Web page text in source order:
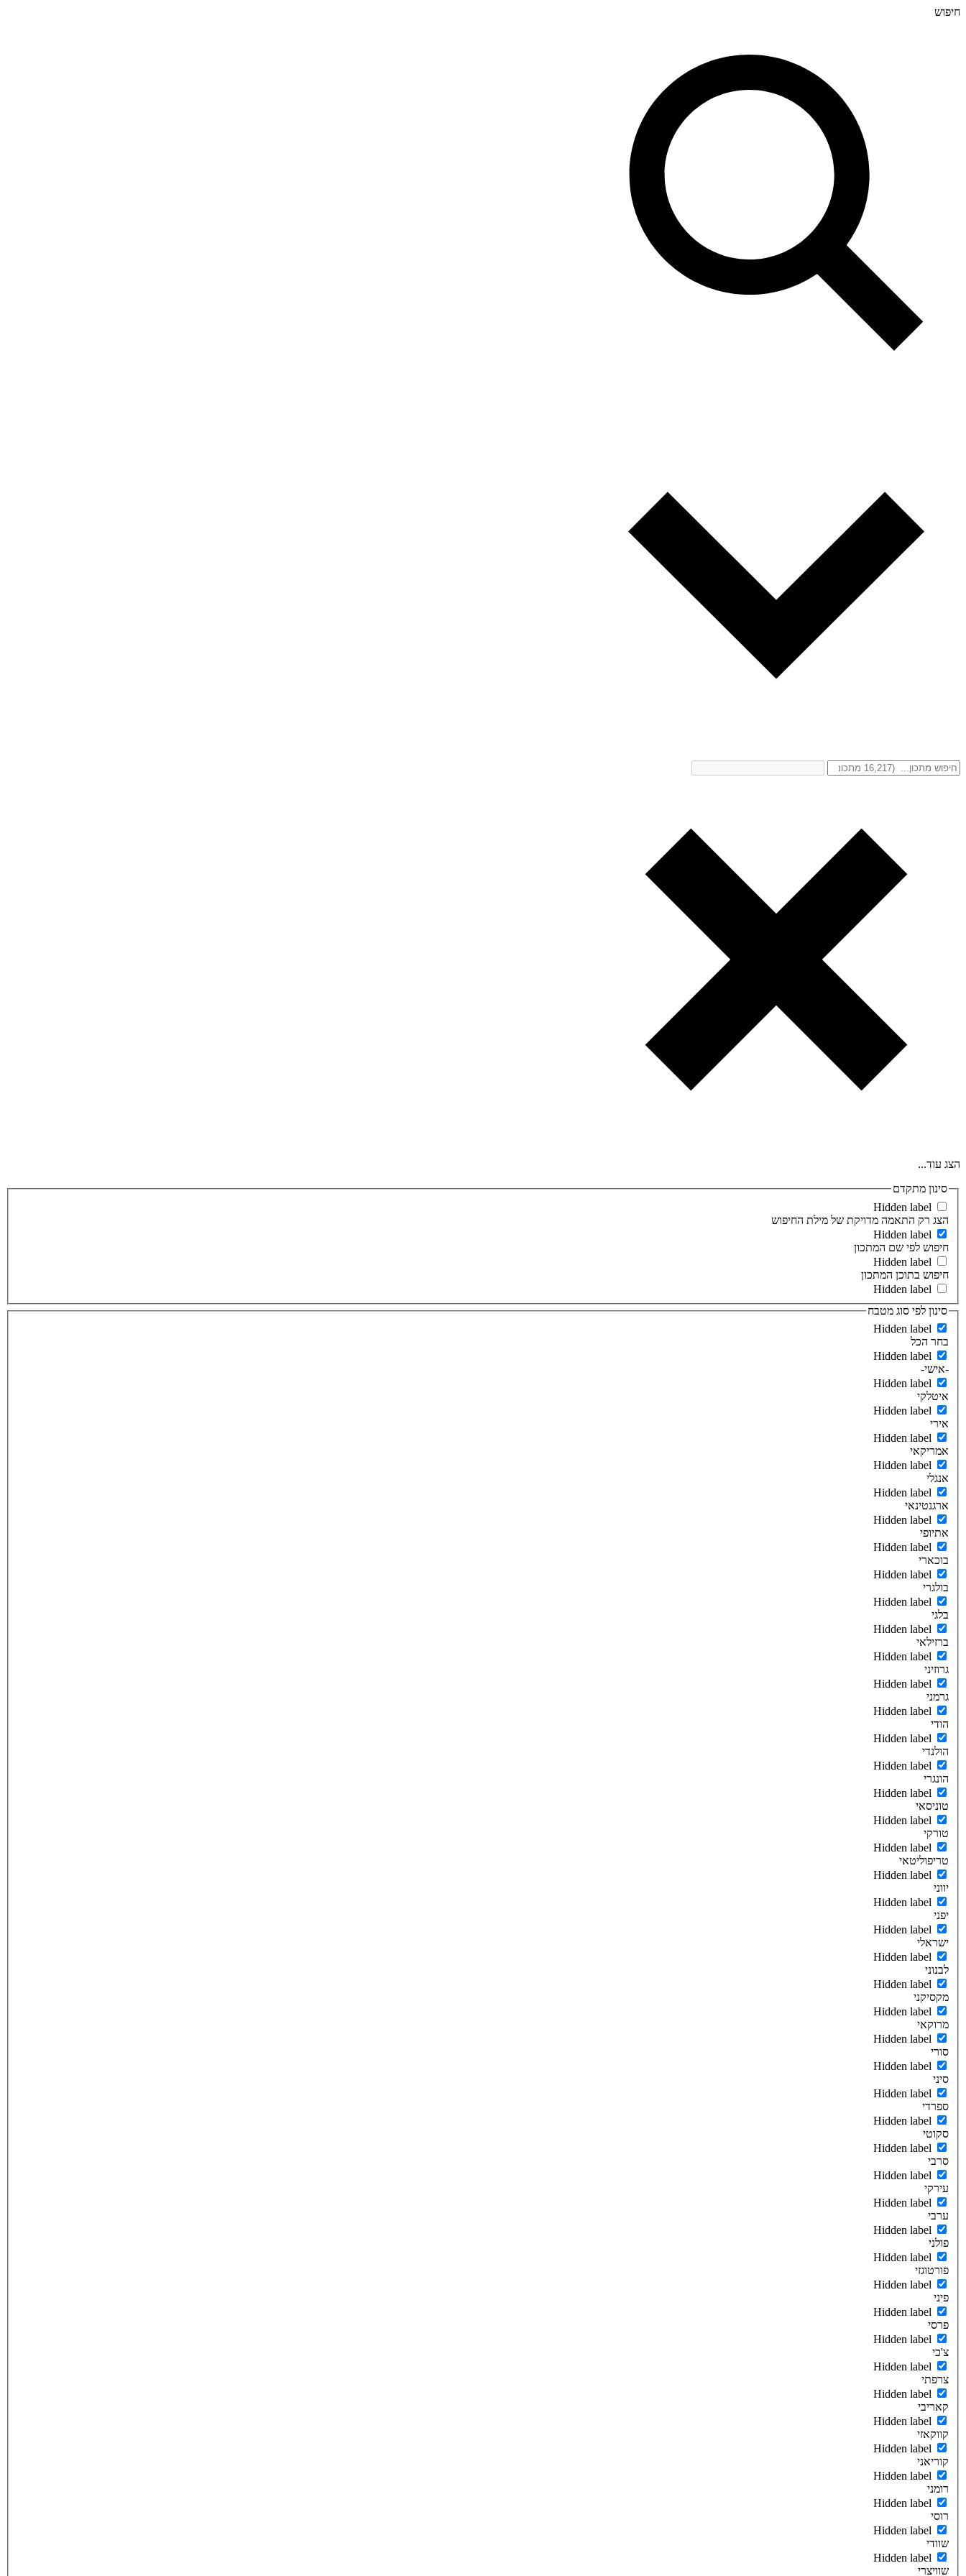
חיפוש
הצג עוד...
סינון מתקדם
Hidden label
הצג רק התאמה מדויקת של מילת החיפוש
Hidden label
חיפוש לפי שם המתכון
Hidden label
חיפוש בתוכן המתכון
Hidden label
סינון לפי סוג מטבח
Hidden label
בחר הכל
Hidden label
-אישי-
Hidden label
איטלקי
Hidden label
אירי
Hidden label
אמריקאי
Hidden label
אנגלי
Hidden label
ארגנטינאי
Hidden label
אתיופי
Hidden label
בוכארי
Hidden label
בולגרי
Hidden label
בלגי
Hidden label
ברזילאי
Hidden label
גרוזיני
Hidden label
גרמני
Hidden label
הודי
Hidden label
הולנדי
Hidden label
הונגרי
Hidden label
טוניסאי
Hidden label
טורקי
Hidden label
טריפוליטאי
Hidden label
יווני
Hidden label
יפני
Hidden label
ישראלי
Hidden label
לבנוני
Hidden label
מקסיקני
Hidden label
מרוקאי
Hidden label
סורי
Hidden label
סיני
Hidden label
ספרדי
Hidden label
סקוטי
Hidden label
סרבי
Hidden label
עירקי
Hidden label
ערבי
Hidden label
פולני
Hidden label
פורטוגזי
Hidden label
פיני
Hidden label
פרסי
Hidden label
צ'כי
Hidden label
צרפתי
Hidden label
קאריבי
Hidden label
קווקאזי
Hidden label
קוריאני
Hidden label
רומני
Hidden label
רוסי
Hidden label
שוודי
Hidden label
שוויצרי